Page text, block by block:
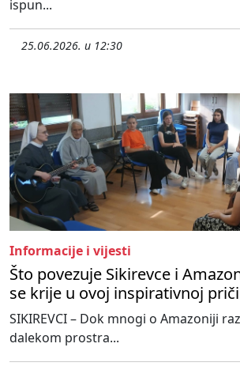
ispun...
25.06.2026. u 12:30
Informacije i vijesti
Što povezuje Sikirevce i
se krije u ovoj inspirativnoj priči
SIKIREVCI – Dok mnogi o Amazoniji
dalekom prostra...